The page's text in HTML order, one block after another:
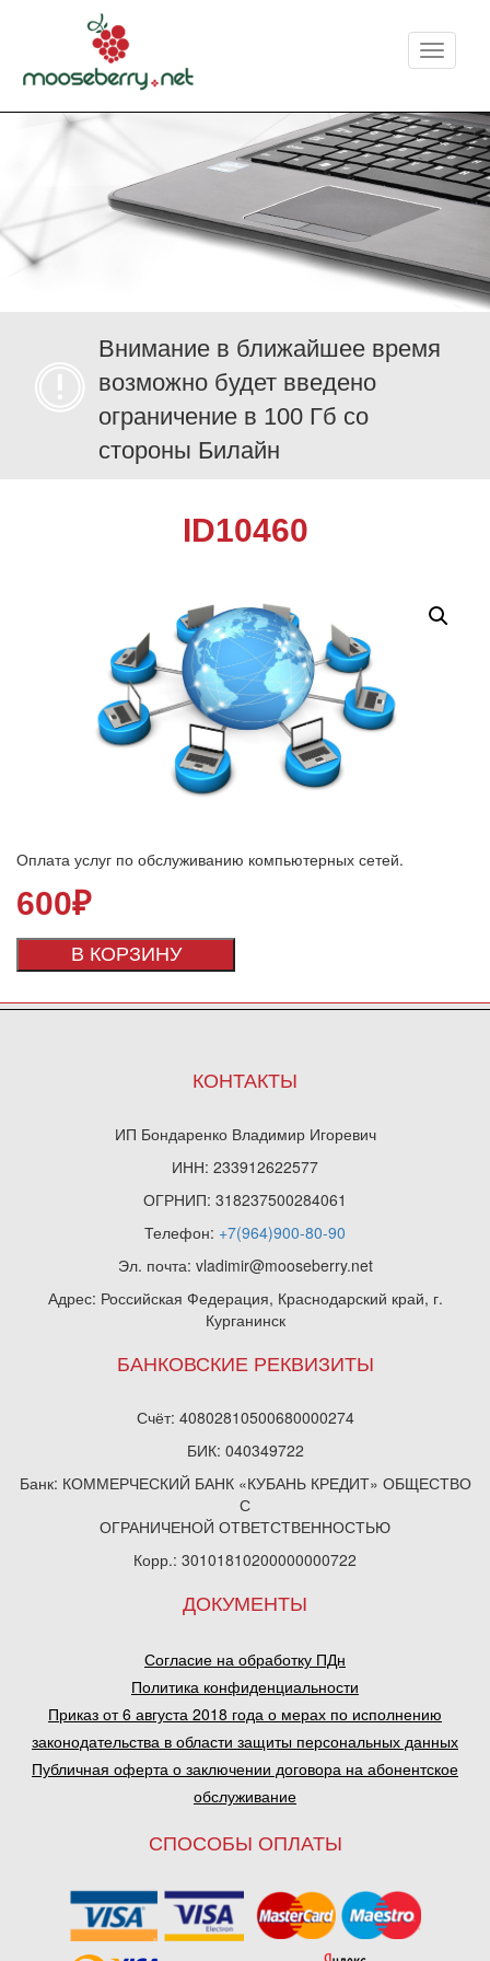
Меню
Внимание в ближайшее время
возможно будет введено
ограничение в 100 Гб со
стороны Билайн
ID10460
Оплата услуг по обслуживанию компьютерных сетей.
600₽
В КОРЗИНУ
КОНТАКТЫ
ИП Бондаренко Владимир Игоревич
ИНН: 233912622577
ОГРНИП: 318237500284061
Телефон: +7(964)900-80-90
Эл. почта: vladimir@mooseberry.net
Адрес: Российская Федерация, Краснодарский край, г.
Курганинск
БАНКОВСКИЕ РЕКВИЗИТЫ
Счёт: 40802810500680000274
БИК: 040349722
Банк: КОММЕРЧЕСКИЙ БАНК «КУБАНЬ КРЕДИТ» ОБЩЕСТВО
С
ОГРАНИЧЕНОЙ ОТВЕТСТВЕННОСТЬЮ
Корр.: 30101810200000000722
ДОКУМЕНТЫ
Согласие на обработку ПДн
Политика конфиденциальности
Приказ от 6 августа 2018 года о мерах по исполнению
законодательства в области защиты персональных данных
Публичная оферта о заключении договора на абонентское
обслуживание
СПОСОБЫ ОПЛАТЫ